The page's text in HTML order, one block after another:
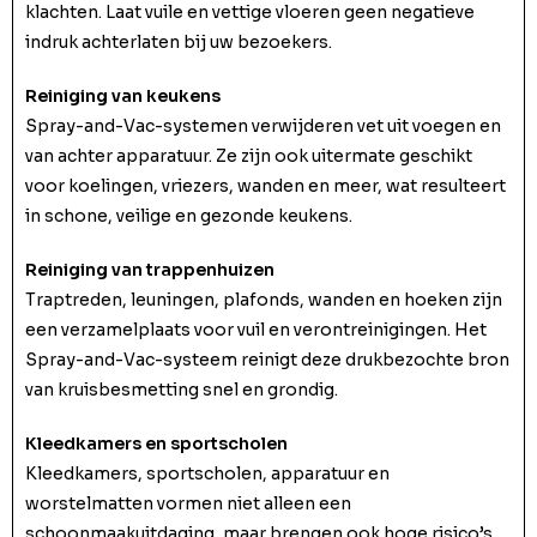
klachten. Laat vuile en vettige vloeren geen negatieve
indruk achterlaten bij uw bezoekers.
Reiniging van keukens
Spray-and-Vac-systemen verwijderen vet uit voegen en
van achter apparatuur. Ze zijn ook uitermate geschikt
voor koelingen, vriezers, wanden en meer, wat resulteert
in schone, veilige en gezonde keukens.
Reiniging van trappenhuizen
Traptreden, leuningen, plafonds, wanden en hoeken zijn
een verzamelplaats voor vuil en verontreinigingen. Het
Spray-and-Vac-systeem reinigt deze drukbezochte bron
van kruisbesmetting snel en grondig.
Kleedkamers en sportscholen
Kleedkamers, sportscholen, apparatuur en
worstelmatten vormen niet alleen een